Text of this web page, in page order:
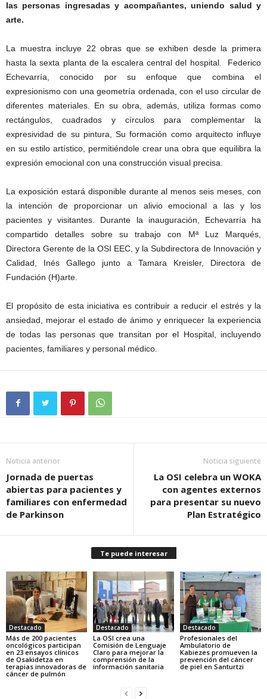
las personas ingresadas y acompañantes, uniendo salud y
arte.
La muestra incluye 22 obras que se exhiben desde la primera
hasta la sexta planta de la escalera central del hospital. Federico
Echevarría, conocido por su enfoque que combina el
expresionismo con una geometría ordenada, con el uso circular de
diferentes materiales. En su obra, además, utiliza formas como
rectángulos, cuadrados y círculos para complementar la
expresividad de su pintura, Su formación como arquitecto influye
en su estilo artístico, permitiéndole crear una obra que equilibra la
expresión emocional con una construcción visual precisa.
La exposición estará disponible durante al menos seis meses, con
la intención de proporcionar un alivio emocional a las y los
pacientes y visitantes. Durante la inauguración, Echevarría ha
compartido detalles sobre su trabajo con Mª Luz Marqués,
Directora Gerente de la OSI EEC, y la Subdirectora de Innovación y
Calidad, Inés Gallego junto a Tamara Kreisler, Directora de
Fundación (H)arte.
El propósito de esta iniciativa es contribuir a reducir el estrés y la
ansiedad, mejorar el estado de ánimo y enriquecer la experiencia
de todas las personas que transitan por el Hospital, incluyendo
pacientes, familiares y personal médico.
Noticia anterior
Jornada de puertas
abiertas para pacientes y
familiares con enfermedad
de Parkinson
Noticia siguiente
La OSI celebra un WOKA
con agentes externos
para presentar su nuevo
Plan Estratégico
Te puede interesar
Destacado
Más de 200 pacientes
oncológicos participan
en 23 ensayos clínicos
de Osakidetza en
terapias innovadoras de
cáncer de pulmón
Destacado
La OSI crea una
Comisión de Lenguaje
Claro para mejorar la
comprensión de la
información sanitaria
Destacado
Profesionales del
Ambulatorio de
Kabiezes promueven la
prevención del cáncer
de piel en Santurtzi